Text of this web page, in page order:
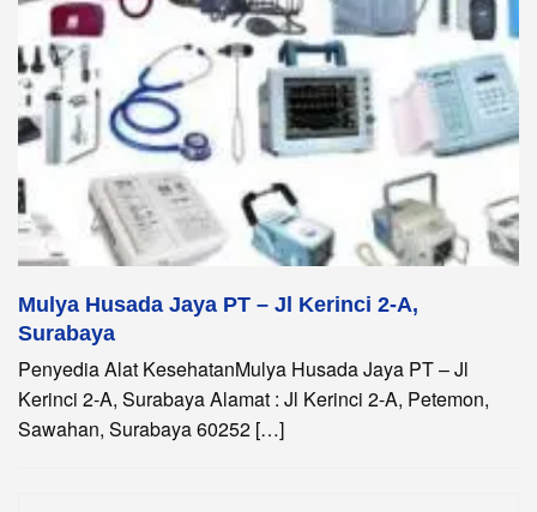
Mulya Husada Jaya PT – Jl Kerinci 2-A,
Surabaya
Penyedia Alat KesehatanMulya Husada Jaya PT – Jl
Kerinci 2-A, Surabaya Alamat : Jl Kerinci 2-A, Petemon,
Sawahan, Surabaya 60252 […]